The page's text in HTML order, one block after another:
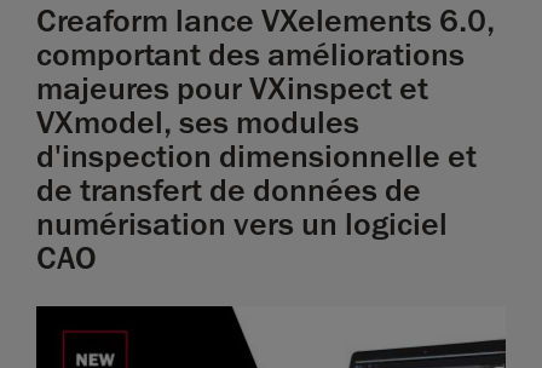
encore
Creaform lance VXelements 6.0,
comportant des améliorations
majeures pour VXinspect et
VXmodel, ses modules
d'inspection dimensionnelle et
de transfert de données de
numérisation vers un logiciel
CAO